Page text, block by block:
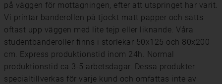
på väggen för mottagningen, efter att utspringet har varit.
Vi printar banderollen på tjockt matt papper och sätts
oftast upp väggen med lite tejp eller liknande. Våra
studentbanderoller finns i storlekar 50x125 och 80x200
cm. Express produktionstid inom 24h. Normal
produktionstid ca 3-5 arbetsdagar. Dessa produkter
specialtillverkas för varje kund och omfattas inte av